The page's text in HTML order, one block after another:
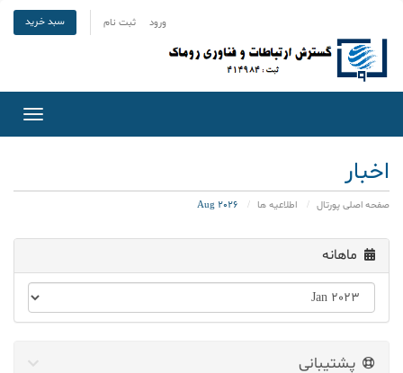
ورود ثبت نام سبد خرید
اخبار
صفحه اصلی پورتال اطلاعیه ها
ماهانه
پشتیبانی